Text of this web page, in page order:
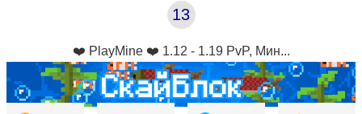
13
❤️ PlayMine ❤️ 1.12 - 1.19 PvP, Мин...